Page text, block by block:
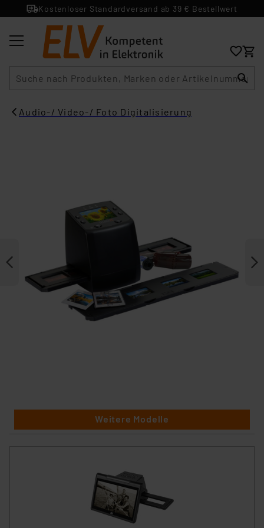
Kostenloser Standardversand ab 39 € Bestellwert
Audio-/ Video-/ Foto Digitalisierung
Weitere Modelle